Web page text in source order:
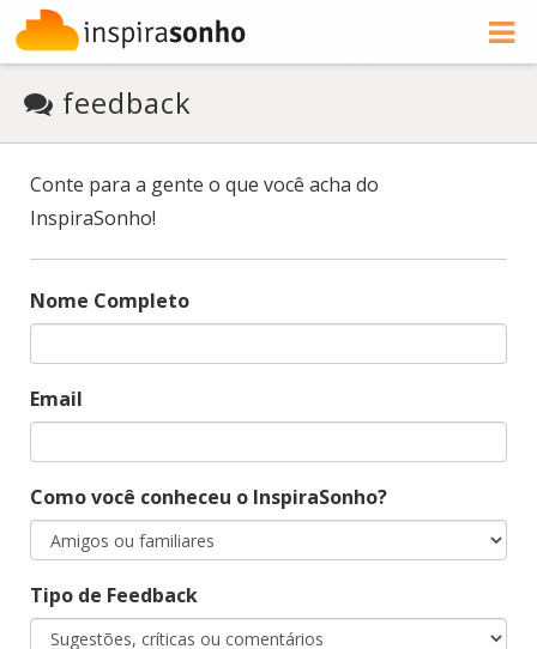
feedback
Conte para a gente o que você acha do
InspiraSonho!
Nome Completo
Email
Como você conheceu o InspiraSonho?
Tipo de Feedback